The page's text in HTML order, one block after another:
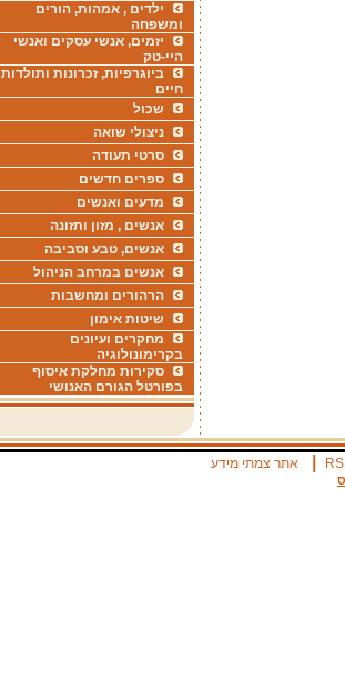
ילדים , אמהות, הורים
ומשפחה
יזמים, אנשי עסקים ואנשי
היי-טק
ביוגרפיות, זכרונות ותולדות
חיים
שכול
ניצולי שואה
סרטי תעודה
ספרים חדשים
מדעים ואנשים
אנשים , מזון ותזונה
אנשים, טבע וסביבה
אנשים במרחב הניהול
הרהורים ומחשבות
שיטות אימון
מחקרים ועיונים
בקרימונולוגיה
סקירות מחלקת איסוף
בפורטל הגורם האנושי
אתר צמתי מידע